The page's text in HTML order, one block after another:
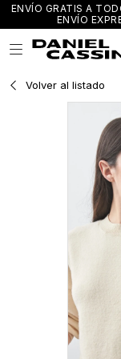
ENVÍO GRATIS A
ENVÍO

Volver al listado